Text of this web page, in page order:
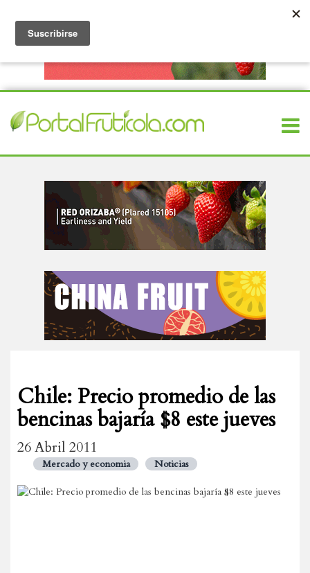
Chile: Precio promedio de las
bencinas bajaría $8 este jueves
26 Abril 2011
Mercado y economia Noticias